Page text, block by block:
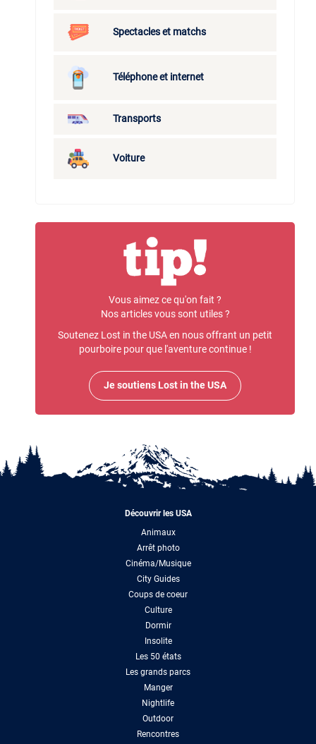
Spectacles et matchs
Téléphone et internet
Transports
Voiture
Vous aimez ce qu'on fait ?
Nos articles vous sont utiles ?
Soutenez Lost in the USA en nous offrant un petit
pourboire pour que l'aventure continue !
Je soutiens Lost in the USA
Découvrir les USA
Animaux
Arrêt photo
Cinéma/Musique
City Guides
Coups de coeur
Culture
Dormir
Insolite
Les 50 états
Les grands parcs
Manger
Nightlife
Outdoor
Rencontres